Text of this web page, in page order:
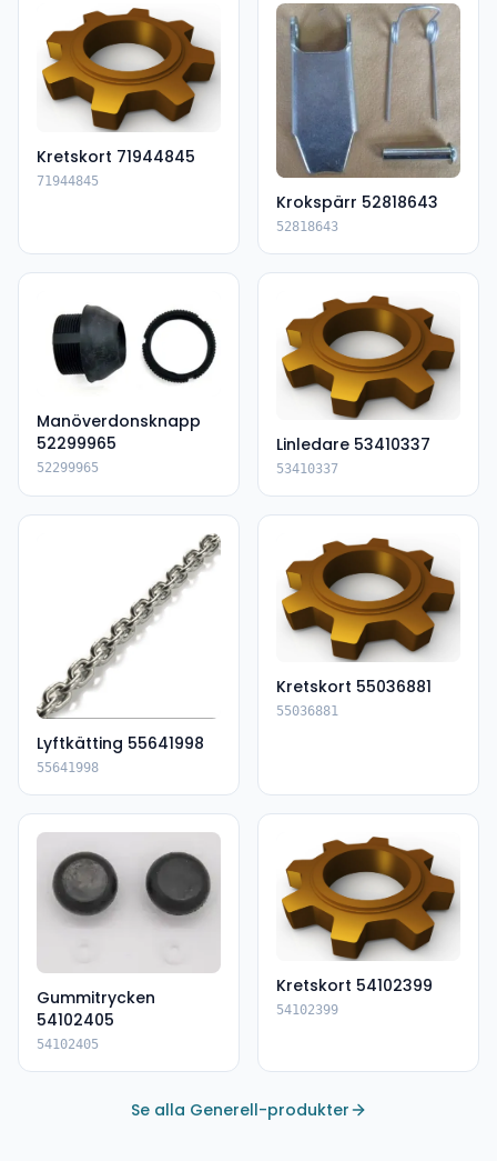
Kretskort 71944845
71944845
Krokspärr 52818643
52818643
Manöverdonsknapp
52299965
52299965
Linledare 53410337
53410337
Lyftkätting 55641998
55641998
Kretskort 55036881
55036881
Gummitrycken
54102405
54102405
Kretskort 54102399
54102399
Se alla Generell-produkter